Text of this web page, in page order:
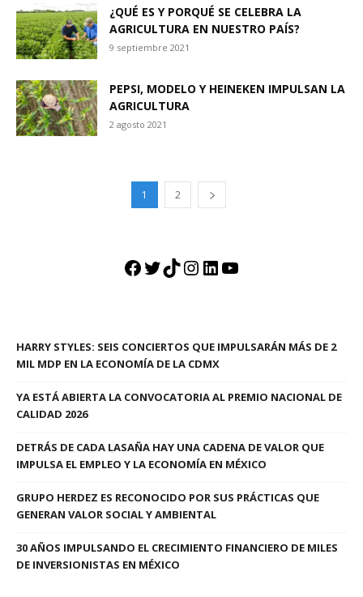
¿QUÉ ES Y PORQUÉ SE CELEBRA LA
AGRICULTURA EN NUESTRO PAÍS?
9 septiembre 2021
PEPSI, MODELO Y HEINEKEN IMPULSAN LA
AGRICULTURA
2 agosto 2021
1 2
Facebook
Twitter
TikTok
Instagram
LinkedIn
YouTube
HARRY STYLES: SEIS CONCIERTOS QUE IMPULSARÁN MÁS DE 2
MIL MDP EN LA ECONOMÍA DE LA CDMX
YA ESTÁ ABIERTA LA CONVOCATORIA AL PREMIO NACIONAL DE
CALIDAD 2026
DETRÁS DE CADA LASAÑA HAY UNA CADENA DE VALOR QUE
IMPULSA EL EMPLEO Y LA ECONOMÍA EN MÉXICO
GRUPO HERDEZ ES RECONOCIDO POR SUS PRÁCTICAS QUE
GENERAN VALOR SOCIAL Y AMBIENTAL
30 AÑOS IMPULSANDO EL CRECIMIENTO FINANCIERO DE MILES
DE INVERSIONISTAS EN MÉXICO